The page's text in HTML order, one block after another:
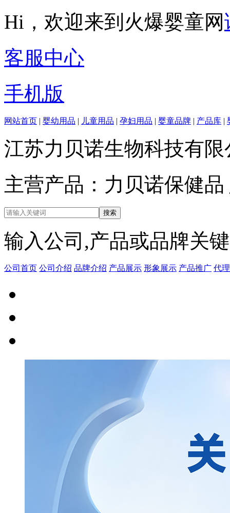
Hi，欢迎来到火爆婴童网
客服中心
手机版
网站首页 | 婴幼用品 | 儿童用品 | 孕妇用品 | 婴童品牌 | 产品库 |
江苏力贝诺生物科技有限
主营产品：力贝诺保健品
输入公司,产品或品牌关
公司首页 公司介绍 品牌介绍 产品展示 形象展示 产品推广 代